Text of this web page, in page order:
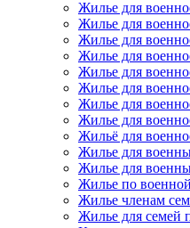
Жилье для
Жилье для
Жилье для
Жилье для
Жилье для
Жилье для
Жилье для
Жилье для
Жильё для
Жилье для
Жилье для
Жилье по
Жилье членам
Жилье для семей